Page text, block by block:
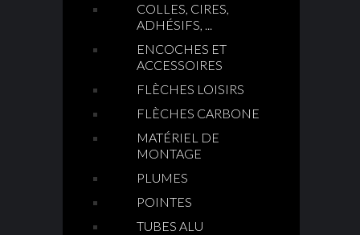
COLLES, CIRES,
ADHÉSIFS, ...
ENCOCHES ET
ACCESSOIRES
FLÈCHES LOISIRS
FLÈCHES CARBONE
MATÉRIEL DE
MONTAGE
PLUMES
POINTES
TUBES ALU